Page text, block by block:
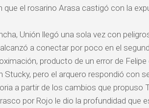
el rosarino Arasa castigó con la
Unión llegó una sola vez con
a conectar por poco en el
producto de un error de Felipe
Stucky, pero el arquero respondió con
a partir de los cambios que propuso
por Rojo le dio la profundidad que